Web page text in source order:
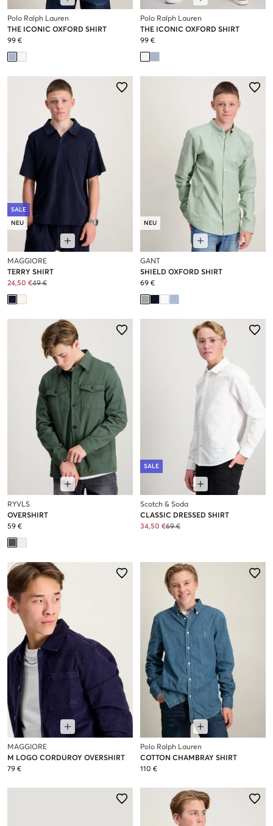
Polo Ralph Lauren
THE ICONIC OXFORD SHIRT
99 €
Polo Ralph Lauren
THE ICONIC OXFORD SHIRT
99 €
SALE
NEU
MAGGIORE
TERRY SHIRT
24,50 €49 €
NEU
GANT
SHIELD OXFORD SHIRT
69 €
RYVLS
OVERSHIRT
59 €
SALE
Scotch & Soda
CLASSIC DRESSED SHIRT
34,50 €69 €
MAGGIORE
M LOGO CORDUROY OVERSHIRT
79 €
Polo Ralph Lauren
COTTON CHAMBRAY SHIRT
110 €